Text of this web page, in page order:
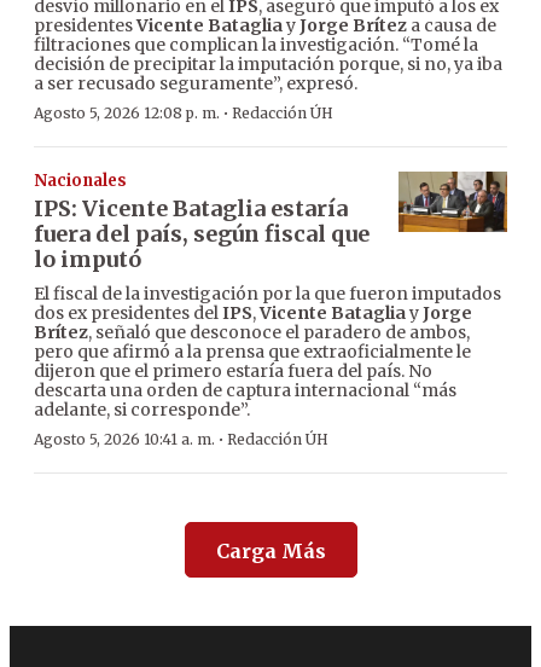
desvío millonario en elIPS, aseguró que imputó a los ex
presidentesVicente BatagliayJorge Brítez a causa de
filtraciones que complican la investigación. “Tomé la
decisión de precipitar la imputación porque, si no, ya iba
a ser recusado seguramente”, expresó.
Agosto 5, 2026 12:08 p. m. · Redacción ÚH
Nacionales
IPS: Vicente Bataglia estaría
fuera del país, según fiscal que
lo imputó
El fiscal de la investigación por la que fueron imputados
dos ex presidentes delIPS,Vicente BatagliayJorge
Brítez, señaló que desconoce el paradero de ambos,
pero que afirmó a la prensa que extraoficialmente le
dijeron que el primero estaría fuera del país. No
descarta una orden de captura internacional “más
adelante, si corresponde”.
Agosto 5, 2026 10:41 a. m. · Redacción ÚH
Carga Más